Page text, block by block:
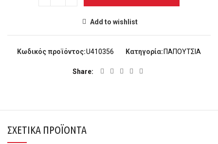
Add to wishlist
Κωδικός προϊόντος:U410356 Κατηγορία:ΠΑΠΟΥΤΣΙΑ
Share
ΣΧΕΤΙΚΆ ΠΡΟΪΌΝΤΑ